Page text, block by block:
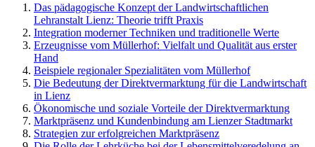
Das pädagogische Konzept der Landwirtschaftlichen
Lehranstalt Lienz: Theorie trifft Praxis
Integration moderner Techniken und traditionelle Werte
Erzeugnisse vom Müllerhof: Vielfalt und Qualität aus erster
Hand
Beispiele regionaler Spezialitäten vom Müllerhof
Die Bedeutung der Direktvermarktung für die Landwirtschaft
in Lienz
Ökonomische und soziale Vorteile der Direktvermarktung
Marktpräsenz und Kundenbindung am Lienzer Stadtmarkt
Strategien zur erfolgreichen Marktpräsenz